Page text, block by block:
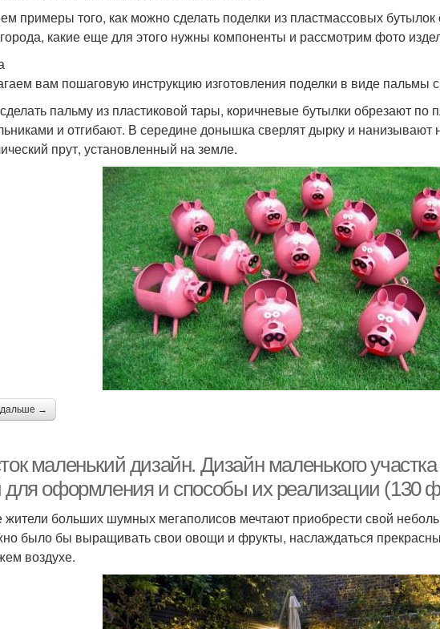
примеры того, как можно сделать поделки из пластмассовых
какие еще для этого нужны компоненты и рассмотрим фото
вам пошаговую инструкцию изготовления поделки в виде пальмы
пальму из пластиковой тары, коричневые бутылки обрезают по
и отгибают. В середине донышка сверлят дырку и нанизывают
прут, установленный на земле.
дальше →
маленький дизайн. Дизайн маленького
для оформления и способы их реализации (130
жители больших шумных мегаполисов мечтают приобрести свой
было бы выращивать свои овощи и фрукты, наслаждаться
воздухе.